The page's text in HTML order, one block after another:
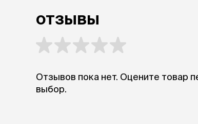
отзывы
Отзывов пока нет. Оцените товар
выбор.